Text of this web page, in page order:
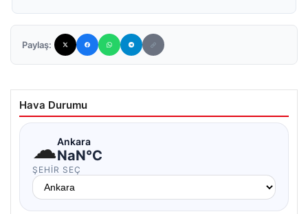
Paylaş:
Hava Durumu
☁Ankara
NaN°C
ŞEHIR SEÇ